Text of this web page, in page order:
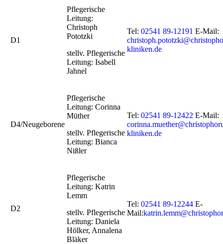
D1
Pflegerische
Leitung:
Christoph
Pototzki
stellv. Pflegerische
Leitung: Isabell
Jahnel
Tel: 02541 89-12191 E-Mail:
kliniken.de
D4/Neugeborene
Pflegerische
Leitung: Corinna
Müther
stellv. Pflegerische
Leitung: Bianca
Nißler
Tel: 02541 89-12422 E-Mail:
kliniken.de
D2
Pflegerische
Leitung: Katrin
Lemm
stellv. Pflegerische
Leitung: Daniela
Hölker, Annalena
Bläker
Tel: 02541 89-12244 E-
Mail: